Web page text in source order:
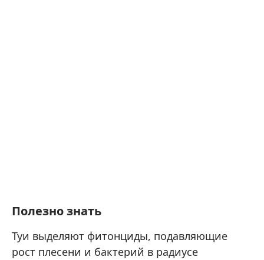
Полезно знать
Туи выделяют фитонциды, подавляющие
рост плесени и бактерий в радиусе